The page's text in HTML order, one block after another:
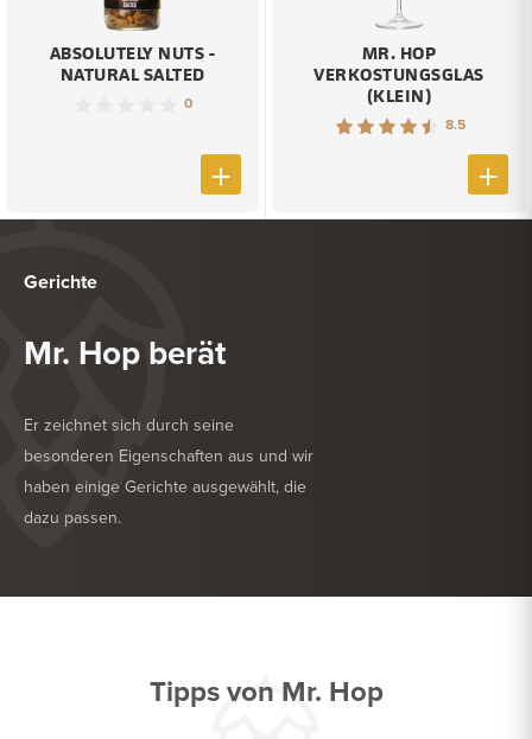
ABSOLUTELY NUTS -
NATURAL SALTED
0
MR. HOP
VERKOSTUNGSGLAS
(KLEIN)
8.5
Gerichte
Mr. Hop berät
Er zeichnet sich durch seine
besonderen Eigenschaften aus und wir
haben einige Gerichte ausgewählt, die
dazu passen.
KÖSTLICH ZU
Tipps von Mr. Hop